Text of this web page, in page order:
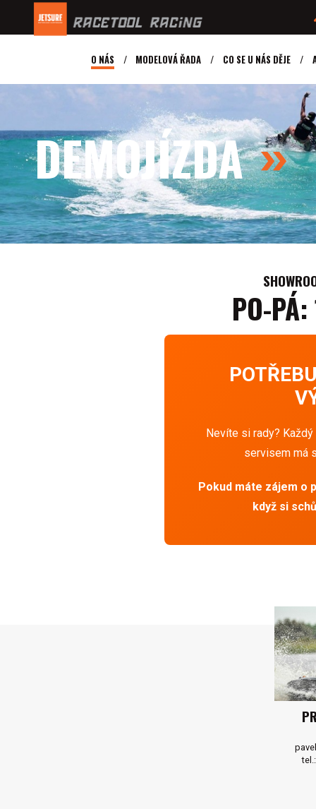
O NÁS MODELOVÁ ŘADA CO SE U NÁS DĚJE
DEMOJÍZDA
PO-
Nevíte si rady?
servisem má
Pokud máte zájem o
když si